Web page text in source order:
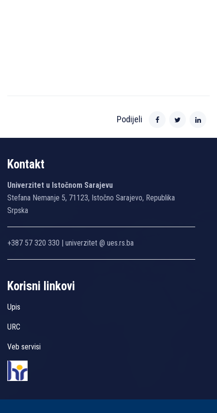
Podijeli
Kontakt
Univerzitet u Istočnom Sarajevu
Stefana Nemanje 5, 71123, Istočno Sarajevo, Republika
Srpska
+387 57 320 330 | univerzitet @ ues.rs.ba
Korisni linkovi
Upis
URC
Veb servisi